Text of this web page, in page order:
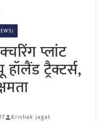
प्लांट
ट्रैक्टर्स,
Krishak Jagat